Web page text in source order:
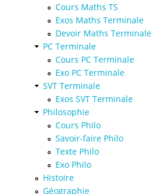
Cours Maths TS
Exos Maths Terminale
Devoir Maths Terminale
PC Terminale
Cours PC Terminale
Exo PC Terminale
SVT Terminale
Exos SVT Terminale
Philosophie
Cours Philo
Savoir-faire Philo
Texte Philo
Exo Philo
Histoire
Géographie